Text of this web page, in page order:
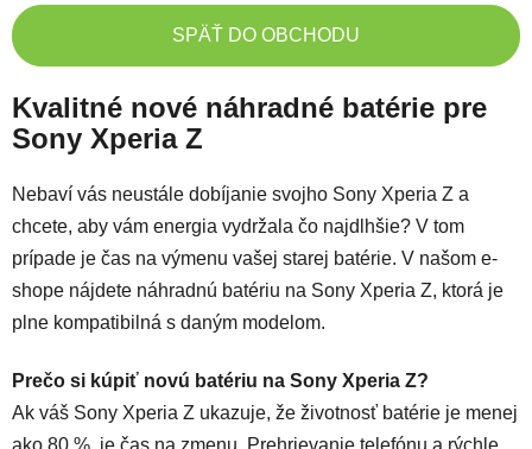
SPÄŤ DO OBCHODU
Kvalitné nové náhradné batérie pre
Sony Xperia Z
Nebaví vás neustále dobíjanie svojho Sony Xperia Z a
chcete, aby vám energia vydržala čo najdlhšie? V tom
prípade je čas na výmenu vašej starej batérie. V našom e-
shope nájdete náhradnú batériu na Sony Xperia Z, ktorá je
plne kompatibilná s daným modelom.
Prečo si kúpiť novú batériu na Sony Xperia Z?
Ak váš Sony Xperia Z ukazuje, že životnosť batérie je menej